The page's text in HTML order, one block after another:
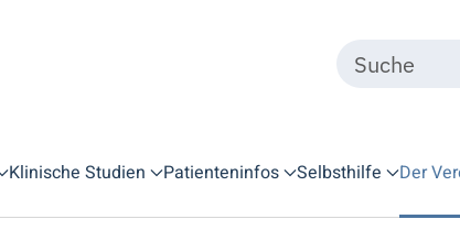
Klinische Studien Patienteninfos Selbsthilfe Der